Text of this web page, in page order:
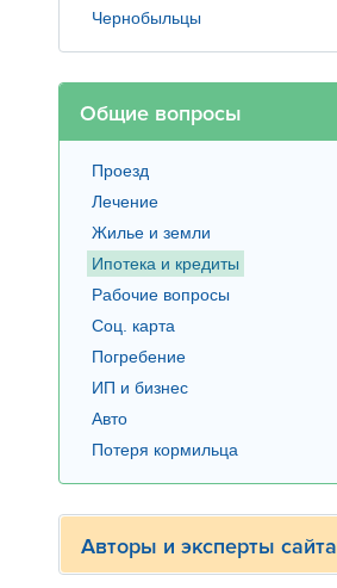
Чернобыльцы
Общие вопросы
Проезд
Лечение
Жилье и земли
Ипотека и кредиты
Рабочие вопросы
Соц. карта
Погребение
ИП и бизнес
Авто
Потеря кормильца
Авторы и эксперты сайта